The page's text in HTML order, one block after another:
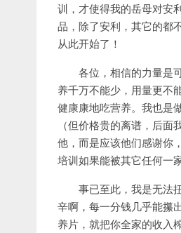
训，才使得我的岳母对安
品，除了安利，其它的都
从此开始了！
各位，相信的力量是
养千万不能少，用量更不
健康康地吃营养。我也是
（但价格贵的离谱，后
他，而是应该他们感谢你
培训如果能被其它任何一
事已至此，我是无法
辛啊，每一分钱几乎能攥
养片，就把你全家的收入